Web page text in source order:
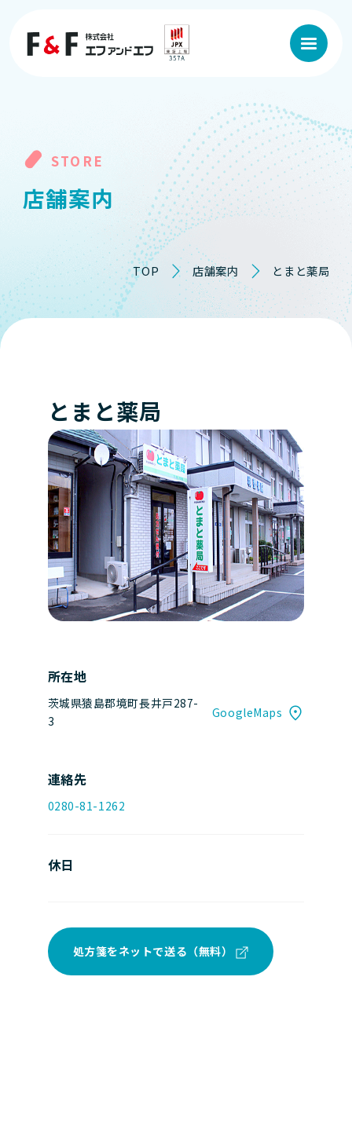
STORE
店舗案内
TOP 店舗案内 とまと薬局
とまと薬局
所在地
茨城県猿島郡境町長井戸287-
3
GoogleMaps
連絡先
0280-81-1262
休日
処方箋をネットで送る（無料）